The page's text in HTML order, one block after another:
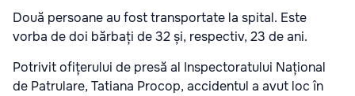
Două persoane au fost transportate la spital. Este
vorba de doi bărbați de 32 și, respectiv, 23 de ani.
Potrivit ofițerului de presă al Inspectoratului Național
de Patrulare, Tatiana Procop, accidentul a avut loc în